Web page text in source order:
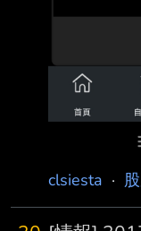
clsiesta ·